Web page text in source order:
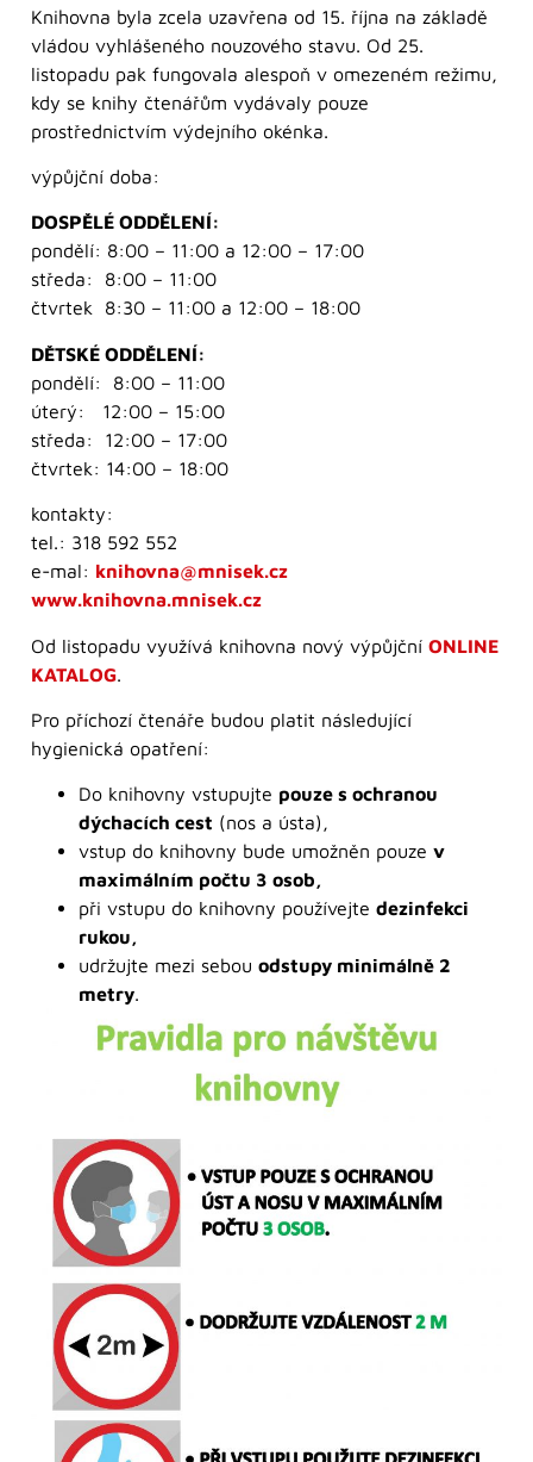
Knihovna byla zcela uzavřena od 15. října na základě
vládou vyhlášeného nouzového stavu. Od 25.
listopadu pak fungovala alespoň v omezeném režimu,
kdy se knihy čtenářům vydávaly pouze
prostřednictvím výdejního okénka.
výpůjční doba:
DOSPĚLÉ ODDĚLENÍ:
pondělí: 8:00 – 11:00 a 12:00 – 17:00
středa: 8:00 – 11:00
čtvrtek 8:30 – 11:00 a 12:00 – 18:00
DĚTSKÉ ODDĚLENÍ:
pondělí: 8:00 – 11:00
úterý: 12:00 – 15:00
středa: 12:00 – 17:00
čtvrtek: 14:00 – 18:00
kontakty:
tel.: 318 592 552
e-mal: knihovna@mnisek.cz
www.knihovna.mnisek.cz
Od listopadu využívá knihovna nový výpůjční ONLINE
KATALOG.
Pro příchozí čtenáře budou platit následující
hygienická opatření:
Do knihovny vstupujte pouze s ochranou
dýchacích cest (nos a ústa),
vstup do knihovny bude umožněn pouze v
maximálním počtu 3 osob,
při vstupu do knihovny používejte dezinfekci
rukou,
udržujte mezi sebou odstupy minimálně 2
metry.